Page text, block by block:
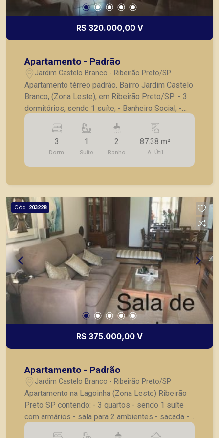
R$ 320.000,00 V
Apartamento - Padrão
Jardim Castelo Branco - Ribeirão Preto/SP
Apartamento térreo padrão, Bairro Jardim Castelo
Branco, (Zona Leste), em Ribeirão Preto/SP: - 3
dormitórios, sendo 1 suíte; - Banheiro Social; -
Sala 2 ambientes; - Cozinha com armários; -
Quintal; - 1 vaga de garagem. A Piramid tem como
objetivo atender seus clientes com agilidade e
segurança, em locação, vendas de imóveis
prontos, usados ou mesmo nos principais
3
Dorm.
1
Suite
2
Banho
87.38 m²
A. Útil
Cód. 203228
R$ 375.000,00 V
Apartamento - Padrão
Jardim Castelo Branco - Ribeirão Preto/SP
Apartamento na Lagoinha (Zona Leste) Ribeirão
Preto SP contendo: - 3 quartos - sendo 1 suíte
com armários - sala para 2 ambientes - sacada -
banheiro social - cozinha com armários -